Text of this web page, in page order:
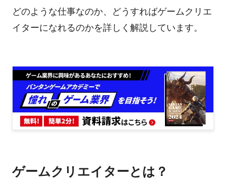
どのような仕事なのか、どうすればゲームクリエ
イターになれるのかを詳しく解説しています。
ゲームクリエイターとは？